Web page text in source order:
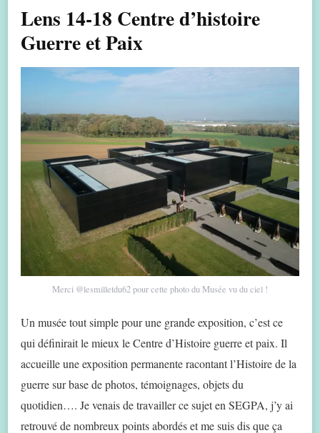
Lens 14-18 Centre d’histoire
Guerre et Paix
Merci @lesmilletdu62 pour cette photo du Musée vu du ciel !
Un musée tout simple pour une grande exposition, c’est ce
qui définirait le mieux le Centre d’Histoire guerre et paix. Il
accueille une exposition permanente racontant l’Histoire de la
guerre sur base de photos, témoignages, objets du
quotidien…. Je venais de travailler ce sujet en SEGPA, j’y ai
retrouvé de nombreux points abordés et me suis dis que ça